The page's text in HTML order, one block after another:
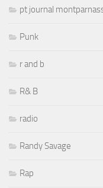
pt journal
Punk
r and b
R& B
radio
Randy Savage
Rap